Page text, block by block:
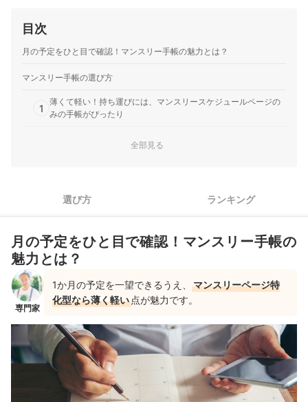
日本能率協会マネジメントセンター｜ペイジェム｜2026年1
ハイタイド｜手帳 2026 レプティラ｜26NF3
ハイタイド｜coton｜手帳 2026｜26nf4
永岡書店｜2026 SCHEDULE&MONEY BOOK★GOLD
コクヨ｜Campus｜2026年版キャンパスダイアリーB5マン
コクヨ｜Campus｜2026年版ソフトリングダイアリーA5ブ
マークス｜storage.it｜手帳 2026年3月始まり｜26SDR-H04
MATOKA｜2026年1月始まり ダイアリー スケジュール帳 B6
Y-Style｜私らしさ手帳 2026 A5サイズ 1月始まり翌年3月終
わり
いろは出版｜SUNNY SCHEDULE BOOK マンスリー手帳リ
フィル｜1700699069001
ユメキロック｜セパレートダイアリー 手帳 2026 1月始まり
ハイタイド｜Lepre｜手帳 2026｜26NQ2
MATOKA｜2026年1月始まり ダイアリー｜MG-551
目次
月の予定をひと目で確認！マンスリー手帳の魅力とは？
マンスリー手帳の選び方
1
薄くて軽い！持ち運びには、マンスリースケジュールページの
みの手帳がぴったり
4
5
仕事の構想や日記などにも使うなら、ノートページが多いとグ
ッド
6
書き味に注目！愛用の筆記具と相性のいい紙質のものをチョイ
スしよう
マンスリー手帳全50商品おすすめ人気ランキング
見やすくておしゃれ！マンスリー手帳の書き方のアイデアは？
ウィークリー・1日1ページといった、ほかの手帳もチェック
全部見る
選び方 ランキング
月の予定をひと目で確認！マンスリー手帳の
魅力とは？
専門家
1か月の予定を一望できるうえ、
マンスリーページ特
化型なら薄く軽い 点が魅力です。